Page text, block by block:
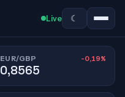
Live ☾
EUR/GBP -0,19%
0,8565